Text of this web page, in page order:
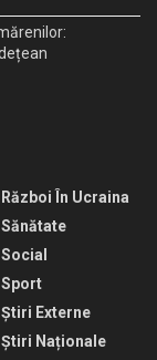
Război În Ucraina
Sănătate
Social
Sport
Știri Externe
Știri Naționale